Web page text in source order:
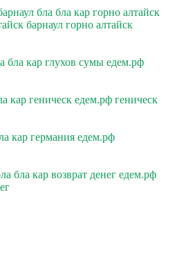
бла бла кар горно алтайск
барнаул горно алтайск
бла кар глухов сумы едем.рф
кар геническ едем.рф геническ
кар германия едем.рф
бла кар возврат денег едем.рф